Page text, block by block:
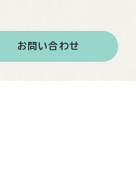
お問い合わせ